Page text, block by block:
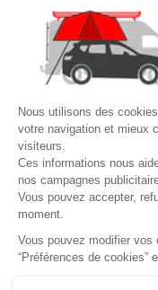
Nous utilisons des
votre navigation et mieux
visiteurs.
Ces informations nous
nos campagnes
Vous pouvez accepter,
moment.
Vous pouvez modifier
“Préférences de cookies”
Gérer mes cookies
VOTRE COMPTE
Site protégé